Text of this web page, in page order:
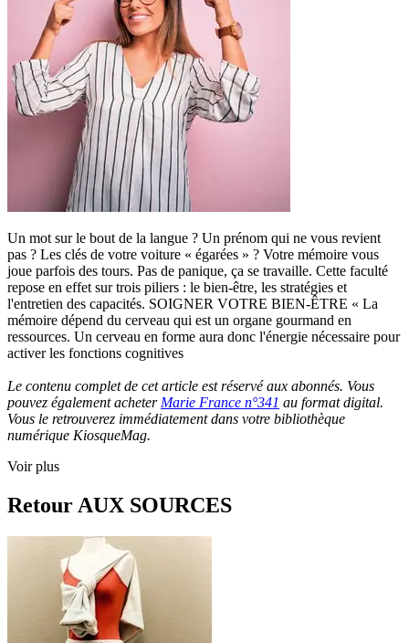
Un mot sur le bout de la langue ? Un prénom qui ne vous revient
pas ? Les clés de votre voiture « égarées » ? Votre mémoire vous
joue parfois des tours. Pas de panique, ça se travaille. Cette faculté
repose en effet sur trois piliers : le bien-être, les stratégies et
l'entretien des capacités. SOIGNER VOTRE BIEN-ÊTRE « La
mémoire dépend du cerveau qui est un organe gourmand en
ressources. Un cerveau en forme aura donc l'énergie nécessaire pour
activer les fonctions cognitives
Le contenu complet de cet article est réservé aux abonnés. Vous
pouvez également acheter Marie France n°341 au format digital.
Vous le retrouverez immédiatement dans votre bibliothèque
numérique KiosqueMag.
Voir plus
Retour AUX SOURCES